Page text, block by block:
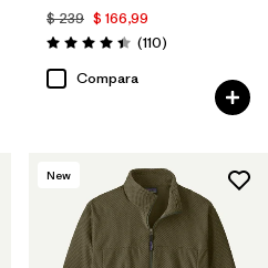
$ 239 $ 166,99
Valoración: 4.4 / 5
(110Comentarios
)
Compara
New